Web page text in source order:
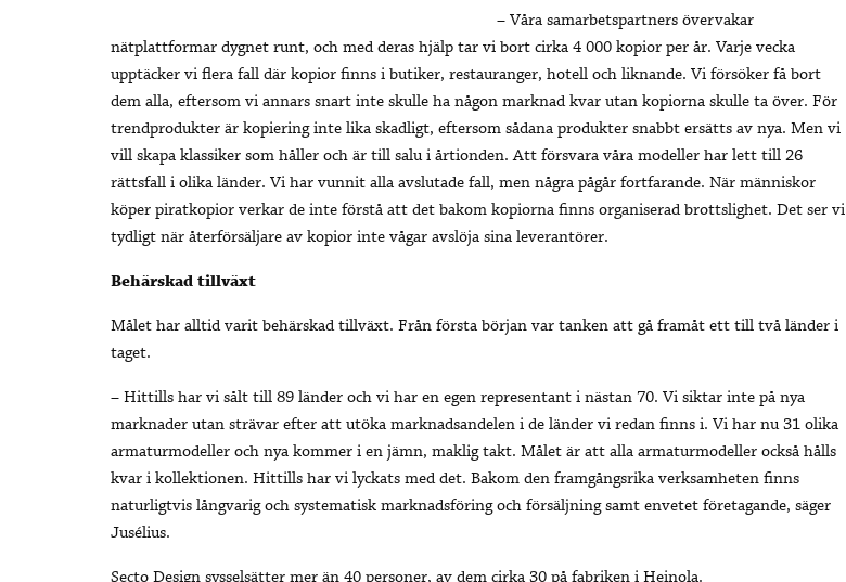
– Våra samarbetspartners övervakar
nätplattformar dygnet runt, och med deras hjälp tar vi bort cirka 4 000 kopior per år. Varje vecka
upptäcker vi flera fall där kopior finns i butiker, restauranger, hotell och liknande. Vi försöker få bort
dem alla, eftersom vi annars snart inte skulle ha någon marknad kvar utan kopiorna skulle ta över. För
trendprodukter är kopiering inte lika skadligt, eftersom sådana produkter snabbt ersätts av nya. Men vi
vill skapa klassiker som håller och är till salu i årtionden. Att försvara våra modeller har lett till 26
rättsfall i olika länder. Vi har vunnit alla avslutade fall, men några pågår fortfarande. När människor
köper piratkopior verkar de inte förstå att det bakom kopiorna finns organiserad brottslighet. Det ser vi
tydligt när återförsäljare av kopior inte vågar avslöja sina leverantörer.
Behärskad tillväxt
Målet har alltid varit behärskad tillväxt. Från första början var tanken att gå framåt ett till två länder i
taget.
– Hittills har vi sålt till 89 länder och vi har en egen representant i nästan 70. Vi siktar inte på nya
marknader utan strävar efter att utöka marknadsandelen i de länder vi redan finns i. Vi har nu 31 olika
armaturmodeller och nya kommer i en jämn, maklig takt. Målet är att alla armaturmodeller också hålls
kvar i kollektionen. Hittills har vi lyckats med det. Bakom den framgångsrika verksamheten finns
naturligtvis långvarig och systematisk marknadsföring och försäljning samt envetet företagande, säger
Jusélius.